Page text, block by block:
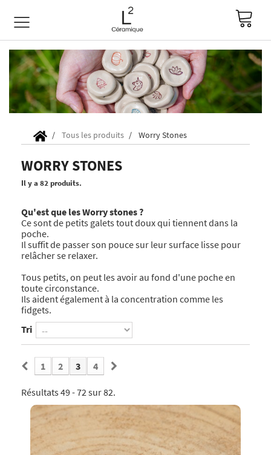
Tous les produits Worry Stones
WORRY STONES
Il y a 82 produits.
Qu'est que les Worry stones ?
Ce sont de petits galets tout doux qui tiennent dans la
poche.
Il suffit de passer son pouce sur leur surface lisse pour
relâcher se relaxer.
Tous petits, on peut les avoir au fond d'une poche en
toute circonstance.
Ils aident également à la concentration comme les
fidgets.
Tri
1 2 3 4
Résultats 49 - 72 sur 82.